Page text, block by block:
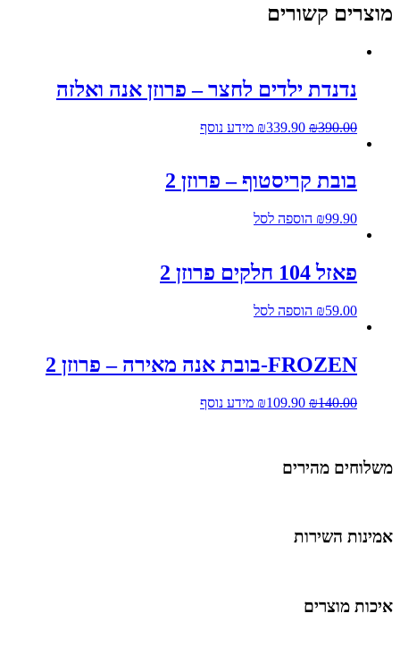
מוצרים קשורים
נדנדת ילדים לחצר – פרוזן אנה ואלזה
₪390.00
₪339.90 מידע נוסף
בובת קריסטוף – פרוזן 2
₪99.90 הוספה לסל
פאזל 104 חלקים פרוזן 2
₪59.00 הוספה לסל
FROZEN-בובת אנה מאירה – פרוזן 2
₪140.00
₪109.90 מידע נוסף
משלוחים מהירים
אמינות השירות
איכות מוצרים